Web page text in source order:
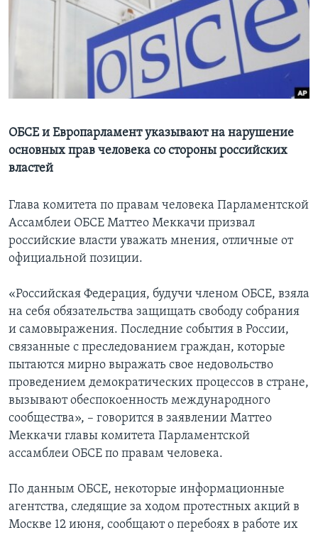
Языки
ОБСЕ и Европарламент указывают на нарушение
основных прав человека со стороны российских
властей
Глава комитета по правам человека Парламентской
Ассамблеи ОБСЕ Маттео Меккачи призвал
российские власти уважать мнения, отличные от
официальной позиции.
«Российская Федерация, будучи членом ОБСЕ, взяла
на себя обязательства защищать свободу собрания
и самовыражения. Последние события в России,
связанные с преследованием граждан, которые
пытаются мирно выражать свое недовольство
проведением демократических процессов в стране,
вызывают обеспокоенность международного
сообщества», – говорится в заявлении Маттео
Меккачи главы комитета Парламентской
ассамблеи ОБСЕ по правам человека.
По данным ОБСЕ, некоторые информационные
агентства, следящие за ходом протестных акций в
Москве 12 июня, сообщают о перебоях в работе их